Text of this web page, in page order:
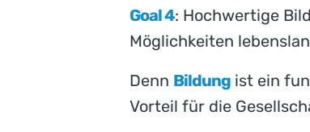
Goal 4: Hochwertige
Möglichkeiten
Denn Bildung ist ein
Vorteil für die